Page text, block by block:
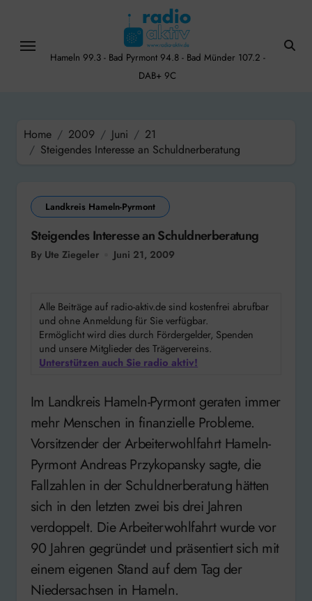
content
Hameln 99.3 - Bad Pyrmont 94.8 - Bad Münder 107.2 -
DAB+ 9C
Home 2009 Juni
21
Steigendes Interesse an Schuldnerberatung
Landkreis Hameln-Pyrmont
Steigendes Interesse an Schuldnerberatung
By Ute Ziegeler Juni 21, 2009
Alle Beiträge auf radio-aktiv.de sind kostenfrei abrufbar
und ohne Anmeldung für Sie verfügbar.
Ermöglicht wird dies durch Fördergelder, Spenden
und unsere Mitglieder des Trägervereins.
Unterstützen auch Sie radio aktiv!
Im Landkreis Hameln-Pyrmont geraten immer
mehr Menschen in finanzielle Probleme.
Vorsitzender der Arbeiterwohlfahrt Hameln-
Pyrmont Andreas Przykopansky sagte, die
Fallzahlen in der Schuldnerberatung hätten
sich in den letzten zwei bis drei Jahren
verdoppelt. Die Arbeiterwohlfahrt wurde vor
90 Jahren gegründet und präsentiert sich mit
einem eigenen Stand auf dem Tag der
Niedersachsen in Hameln.